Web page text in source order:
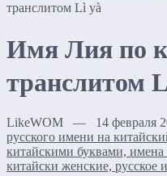
транслитом Lì yà
Имя Лия по
транслитом
LikeWOM — 14 февраля
русского имени на
китайскими буквами,
китайски женские, русское